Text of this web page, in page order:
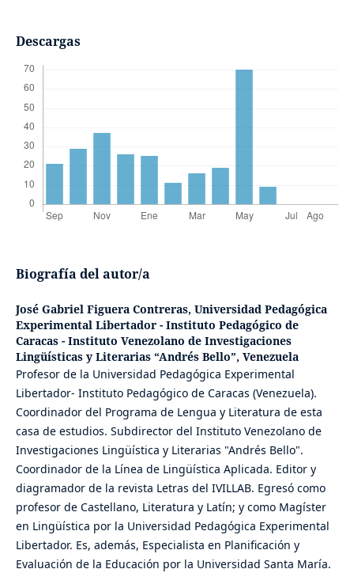
Descargas
Biografía del autor/a
José Gabriel Figuera Contreras, Universidad Pedagógica
Experimental Libertador - Instituto Pedagógico de
Caracas - Instituto Venezolano de Investigaciones
Lingüísticas y Literarias “Andrés Bello”, Venezuela
Profesor de la Universidad Pedagógica Experimental
Libertador- Instituto Pedagógico de Caracas (Venezuela).
Coordinador del Programa de Lengua y Literatura de esta
casa de estudios. Subdirector del Instituto Venezolano de
Investigaciones Lingüística y Literarias "Andrés Bello".
Coordinador de la Línea de Lingüística Aplicada. Editor y
diagramador de la revista Letras del IVILLAB. Egresó como
profesor de Castellano, Literatura y Latín; y como Magíster
en Lingüística por la Universidad Pedagógica Experimental
Libertador. Es, además, Especialista en Planificación y
Evaluación de la Educación por la Universidad Santa María.